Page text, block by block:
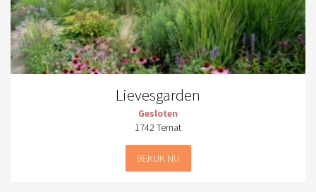
Lievesgarden
Gesloten
1742 Ternat
BEKIJK NU